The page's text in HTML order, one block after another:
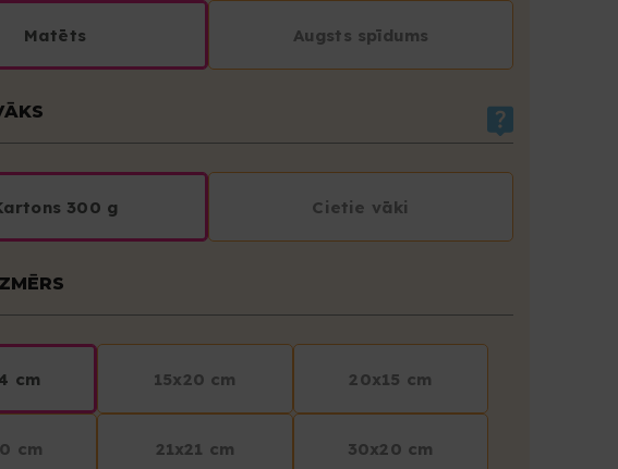
Matēts Augsts spīdums
300 g Cietie vāki
cm 15x20 cm 20x15 cm
cm 21x21 cm 30x20 cm